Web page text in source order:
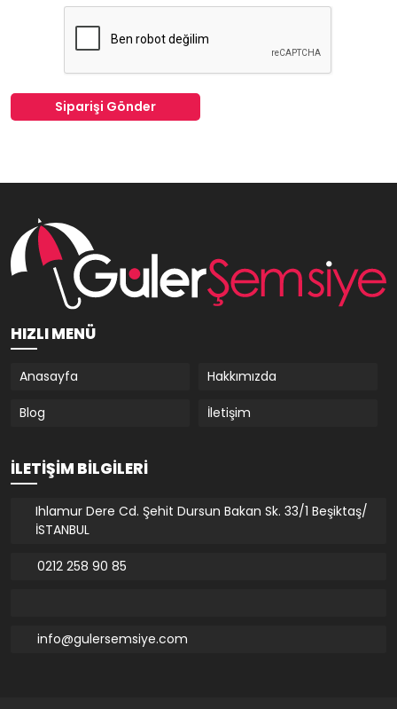
Siparişi Gönder
HIZLI MENÜ
Anasayfa Hakkımızda
Blog İletişim
İLETIŞIM BILGILERI
Ihlamur Dere Cd. Şehit Dursun Bakan Sk. 33/1 Beşiktaş/
İSTANBUL
0212 258 90 85
info@gulersemsiye.com